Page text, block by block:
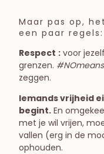
Maar pas op,
een paar regels:
Respect : voor
grenzen.
zeggen.
Iemands vrijheid
begint. En
met je wil vrijen,
vallen (erg in de
ophouden.